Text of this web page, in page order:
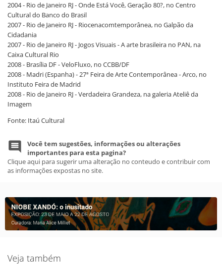
2004 - Rio de Janeiro RJ - Onde Está Você, Geração 80?, no Centro
Cultural do Banco do Brasil
2007 - Rio de Janeiro RJ - Riocenacomtemporânea, no Galpão da
Cidadania
2007 - Rio de Janeiro RJ - Jogos Visuais - A arte brasileira no PAN, na
Caixa Cultural Rio
2008 - Brasília DF - VeloFluxo, no CCBB/DF
2008 - Madri (Espanha) - 27ª Feira de Arte Contemporânea - Arco, no
Instituto Feira de Madrid
2008 - Rio de Janeiro RJ - Verdadeira Grandeza, na galeria Ateliê da
Imagem
Fonte: Itaú Cultural
Você tem sugestões, informações ou alterações
importantes para esta pagina?
Clique aqui para sugerir uma alteração no conteudo e contribuir com
as informações expostas no site.
Veja também